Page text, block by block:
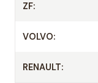
ZF:
VOLVO:
RENAULT: